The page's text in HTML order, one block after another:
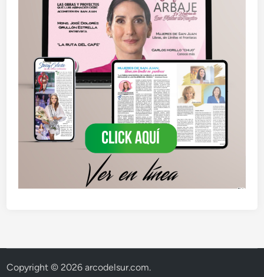
Copyright © 2026arcodelsur.com.